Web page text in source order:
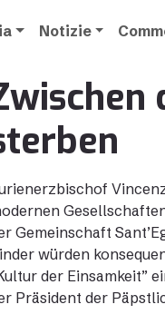
Notizie
Gemeinschaft
würden
der Einsamkeit”
Präsident der